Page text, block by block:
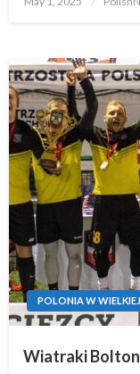
POLONIA W
Wiatraki Bolton